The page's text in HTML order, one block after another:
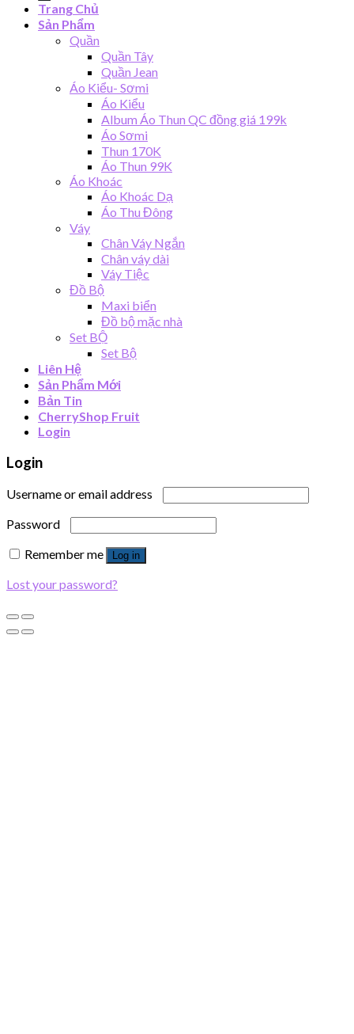
Trang Chủ
Sản Phẩm
Quần
Quần Tây
Quần Jean
Áo Kiểu- Sơmi
Áo Kiểu
Album Áo Thun QC đồng giá 199k
Áo Sơmi
Thun 170K
Áo Thun 99K
Áo Khoác
Áo Khoác Dạ
Áo Thu Đông
Váy
Chân Váy Ngắn
Chân váy dài
Váy Tiệc
Đồ Bộ
Maxi biển
Đồ bộ mặc nhà
Set BỘ
Set Bộ
Liên Hệ
Sản Phẩm Mới
Bản Tin
CherryShop Fruit
Login
Login
Username or email address
Password
Remember me
Log in
Lost your password?